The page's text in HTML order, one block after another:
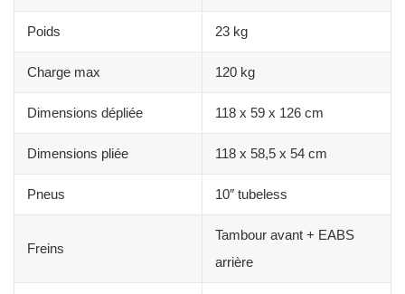
Poids 23 kg
Charge max 120 kg
Dimensions dépliée 118 x 59 x 126 cm
Dimensions pliée 118 x 58,5 x 54 cm
Pneus 10″ tubeless
Freins
Tambour avant + EABS
arrière